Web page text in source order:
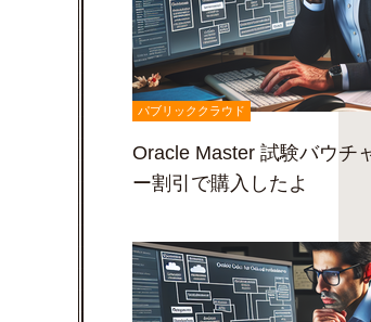
パブリッククラウド
Oracle Master 試験バウチ
ー割引で購入したよ